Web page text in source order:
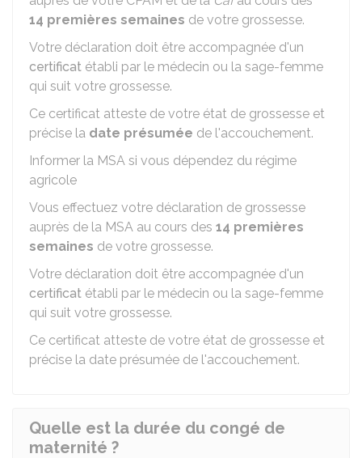
14 premières semaines de votre grossesse.
Votre déclaration doit être accompagnée d'un
certificat établi par le médecin ou la sage-femme
qui suit votre grossesse.
Ce certificat atteste de votre état de grossesse et
précise la date présumée de l'accouchement.
Informer la MSA si vous dépendez du régime
agricole
Vous effectuez votre déclaration de grossesse
auprès de la MSA au cours des 14 premières
semaines de votre grossesse.
Votre déclaration doit être accompagnée d'un
certificat établi par le médecin ou la sage-femme
qui suit votre grossesse.
Ce certificat atteste de votre état de grossesse et
précise la date présumée de l'accouchement.
Quelle est la durée du congé de
maternité ?